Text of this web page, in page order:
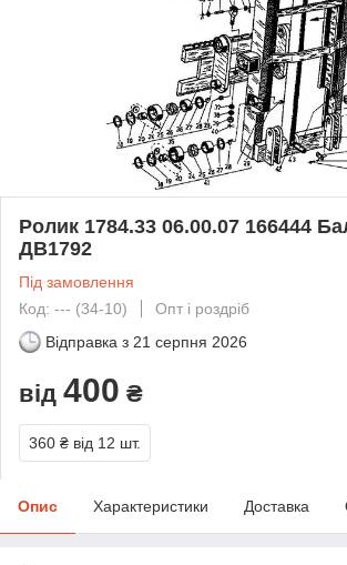
Ролик 1784.33 06.00.07 166444
ДВ1792
Під замовлення
Код: --- (34-10)
Опт і роздріб
Відправка з 21 серпня 2026
від 400 ₴
360 ₴ від 12 шт.
Опис Характеристики Доставка